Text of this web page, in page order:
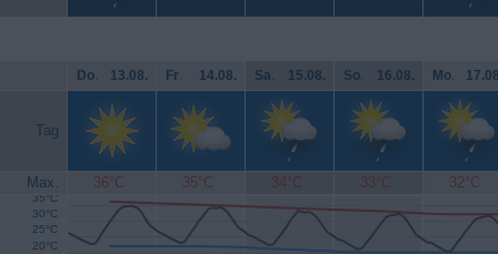
Do. 13.08. Fr. 14.08. Sa. 15.08. So. 16.08. Mo.
Tag
Max. 36°C 35°C 34°C 33°C 32°C
20°C
25°C
30°C
35°C